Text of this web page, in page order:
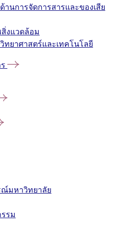
านการจัดการสารและของเสีย
งแวดล้อม
ทยาศาสตร์และเทคโนโลยี
ณ์มหาวิทยาลัย
รม